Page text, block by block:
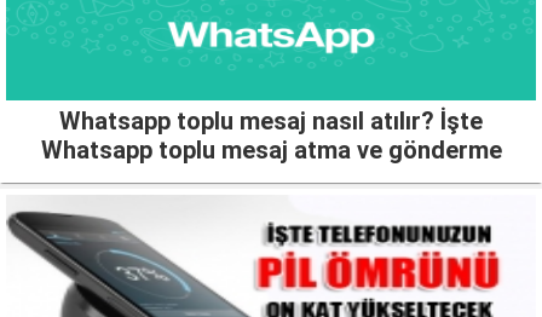
Whatsapp toplu mesaj nasıl atılır? İşte
Whatsapp toplu mesaj atma ve gönderme